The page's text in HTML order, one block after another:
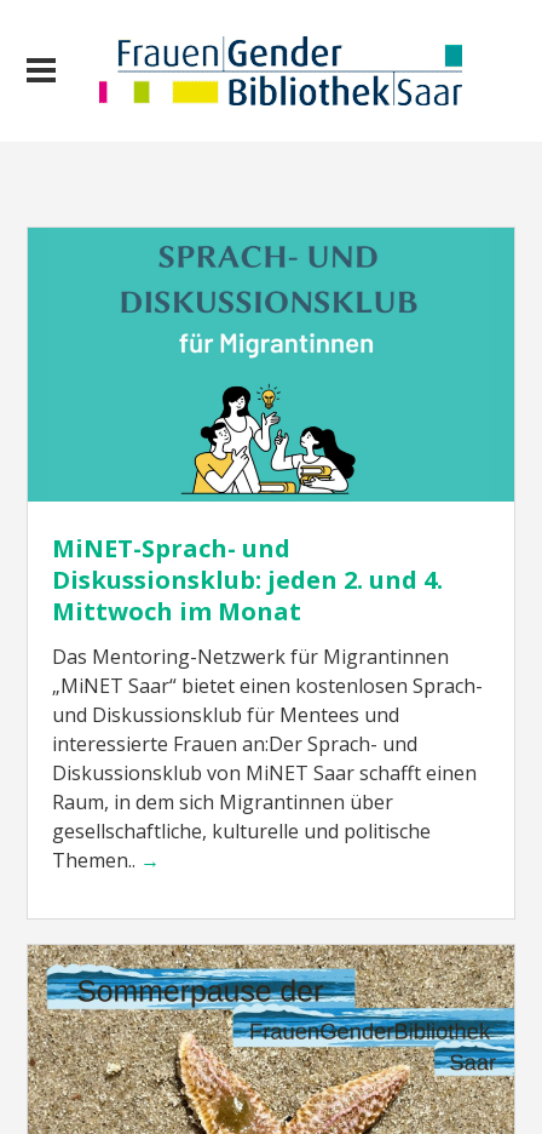
MiNET-Sprach- und
Diskussionsklub: jeden 2. und 4.
Mittwoch im Monat
Das Mentoring-Netzwerk für Migrantinnen
„MiNET Saar“ bietet einen kostenlosen Sprach-
und Diskussionsklub für Mentees und
interessierte Frauen an:Der Sprach- und
Diskussionsklub von MiNET Saar schafft einen
Raum, in dem sich Migrantinnen über
gesellschaftliche, kulturelle und politische
Themen.. →